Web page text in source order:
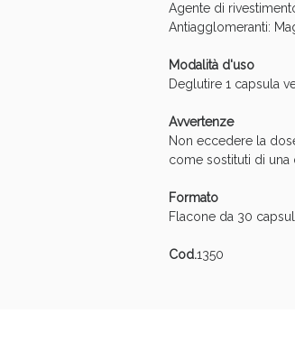
Agente di
Antiagglomeranti:
Modalità d'uso
Deglutire 1 capsula
Avvertenze
Non eccedere la
come sostituti di una
Formato
Flacone da 30
Cod.1350